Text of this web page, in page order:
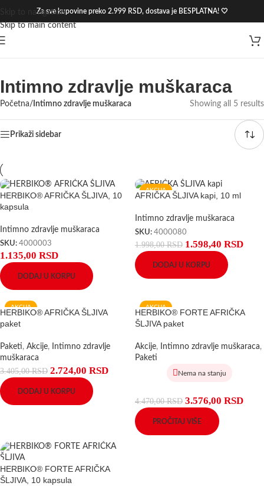
Skip to navigation
Skip to main content
Za sve kupovine preko 2.999 RSD, dostava je BESPLATNA! 🤍
Intimno zdravlje muškaraca
Početna/ Intimno zdravlje muškaraca Showing all 5 results
Prikaži sidebar
HERBIKO® AFRIČKA ŠLJIVA, 10
kapsula
Intimno zdravlje muškaraca
SKU: 4000003
1.135,00 RSD
DODAJ U KORPU
AKCIJA
AFRIČKA ŠLJIVA kapi, 10 ml
Intimno zdravlje muškaraca
SKU: 4000080
1.998,00RSD 1.598,40 RSD
DODAJ U KORPU
AKCIJA
HERBIKO® AFRIČKA ŠLJIVA
paket
Paketi, Akcije,
Intimno zdravlje
muškaraca
3.405,00RSD 2.724,00 RSD
DODAJ U KORPU
AKCIJA
HERBIKO® FORTE AFRIČKA
ŠLJIVA paket
Akcije, Intimno zdravlje muškaraca,
Paketi
Nema na stanju
4.470,00RSD 3.576,00 RSD
PROČITAJ VIŠE
HERBIKO® FORTE AFRIČKA
ŠLJIVA, 10 kapsula